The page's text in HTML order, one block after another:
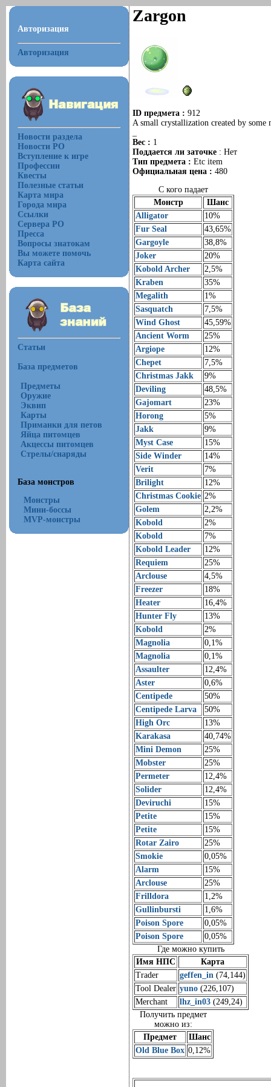
Авторизация
Авторизация
Новости раздела
Новости РО
Вступление к игре
Профессии
Квесты
Полезные статьи
Карта мира
Города мира
Ссылки
Сервера РО
Пресса
Вопросы знатокам
Вы можете помочь
Карта сайта
Статьи
База предметов
Предметы
Оружие
Эквип
Карты
Приманки для петов
Яйца питомцев
Акцессы питомцев
Стрелы/снаряды
База монстров
Монстры
Мини-боссы
MVP-монстры
Zargon
ID предмета :912
A small crystallization created by some
Вес : 1
Поддается ли заточке : Нет
Тип предмета :Etc item
Официальная цена :480
С кого падает
Монстр
Шанс
Alligator
10%
Fur Seal
43,65%
Gargoyle
38,8%
Joker
20%
Kobold Archer
2,5%
Kraben
35%
Megalith
1%
Sasquatch
7,5%
Wind Ghost
45,59%
Ancient Worm
25%
Argiope
12%
Chepet
7,5%
Christmas Jakk
9%
Deviling
48,5%
Gajomart
23%
Horong
5%
Jakk
9%
Myst Case
15%
Side Winder
14%
Verit
7%
Brilight
12%
Christmas Cookie 2%
Golem
2,2%
Kobold
2%
Kobold
7%
Kobold Leader
12%
Requiem
25%
Arclouse
4,5%
Freezer
18%
Heater
16,4%
Hunter Fly
13%
Kobold
2%
Magnolia
0,1%
Magnolia
0,1%
Assaulter
12,4%
Aster
0,6%
Centipede
50%
Centipede Larva
50%
High Orc
13%
Karakasa
40,74%
Mini Demon
25%
Mobster
25%
Permeter
12,4%
Solider
12,4%
Deviruchi
15%
Petite
15%
Petite
15%
Rotar Zairo
25%
Smokie
0,05%
Alarm
15%
Arclouse
25%
Frilldora
1,2%
Gullinbursti
1,6%
Poison Spore
0,05%
Poison Spore
0,05%
Где можно купить
Имя НПС
Карта
Trader
geffen_in (74,144)
Tool Dealer yuno (226,107)
Merchant
lhz_in03 (249,24)
Получить предмет
можно из:
Предмет
Шанс
Old Blue Box 0,12%